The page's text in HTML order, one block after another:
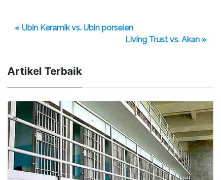
« Ubin Keramik vs. Ubin porselen
Living Trust vs. Akan »
Artikel Terbaik